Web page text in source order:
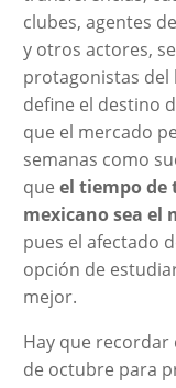
clubes, agentes
y otros actores,
protagonistas del
define el destino
que el mercado
semanas como
que el tiempo de
mexicano sea el
pues el afectado
opción de
mejor.
Hay que recordar
de octubre para